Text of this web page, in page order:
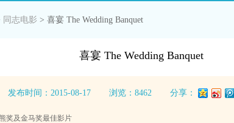
同志电影 > 喜宴 The Wedding Banquet
喜宴 The Wedding Banquet
发布时间：2015-08-17 浏览：8462 分享：
奖及金马奖最佳影片